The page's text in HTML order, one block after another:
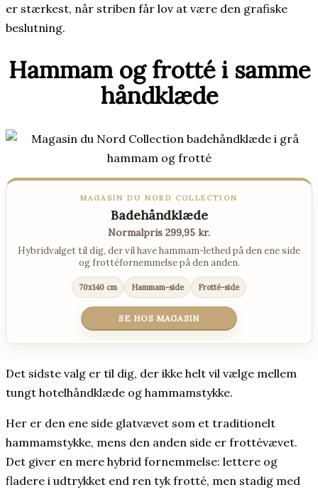
er stærkest, når striben får lov at være den grafiske
beslutning.
Hammam og frotté i samme
håndklæde
MAGASIN DU NORD COLLECTION
Badehåndklæde
Normalpris 299,95 kr.
Hybridvalget til dig, der vil have hammam-lethed på den ene side
og frottéfornemmelse på den anden.
70x140 cm Hammam-side Frotté-side
SE HOS MAGASIN
Det sidste valg er til dig, der ikke helt vil vælge mellem
tungt hotelhåndklæde og hammamstykke.
Her er den ene side glatvævet som et traditionelt
hammamstykke, mens den anden side er frottévævet.
Det giver en mere hybrid fornemmelse: lettere og
fladere i udtrykket end ren tyk frotté, men stadig med